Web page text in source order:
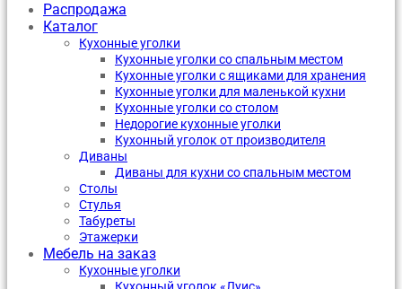
Распродажа
Каталог
Кухонные уголки
Кухонные уголки со спальным местом
Кухонные уголки с ящиками для хранения
Кухонные уголки для маленькой кухни
Кухонные уголки со столом
Недорогие кухонные уголки
Кухонный уголок от производителя
Диваны
Диваны для кухни со спальным местом
Столы
Стулья
Табуреты
Этажерки
Мебель на заказ
Кухонные уголки